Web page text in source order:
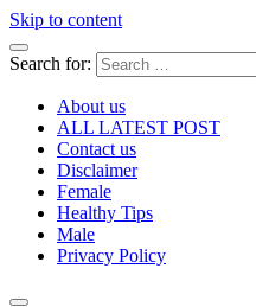
Skip to content
Search for:
About us
ALL LATEST POST
Contact us
Disclaimer
Female
Healthy Tips
Male
Privacy Policy